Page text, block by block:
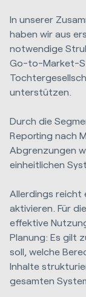
In unserer
haben wir aus
notwendige
Go-to-Market-
unterstützen.
Durch die
Reporting nach
Abgrenzungen
einheitlichen
Allerdings reicht
aktivieren. Für
effektive
Planung: Es gilt
soll, welche
Inhalte
gesamten